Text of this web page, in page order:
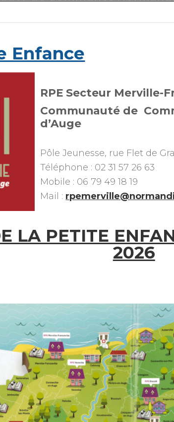
Enfance
RPE Secteur Merville-
Communauté de
d’Auge
Pôle Jeunesse, rue Flet de
Téléphone : 02 31 57 26 63
Mobile : 06 79 49 18 19
Mail :
LA PETITE
2026